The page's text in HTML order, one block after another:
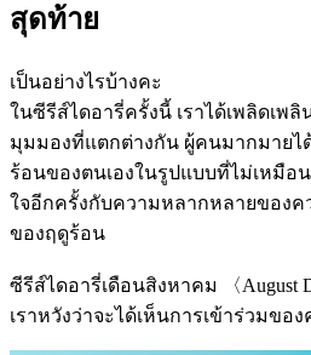
สุดท้าย
เป็นอย่างไรบ้างคะ
ในซีรีส์ไดอารี่ครั้งนี้ เราได้เพลิดเพ
มุมมองที่แตกต่างกัน ผู้คนมากมายไ
ร้อนของตนเองในรูปแบบที่ไม่เหมือ
ใจอีกครั้งกับความหลากหลายของ
ของฤดูร้อน
ซีรีส์ไดอารี่เดือนสิงหาคม 〈August
เราหวังว่าจะได้เห็นการเข้าร่วมขอ